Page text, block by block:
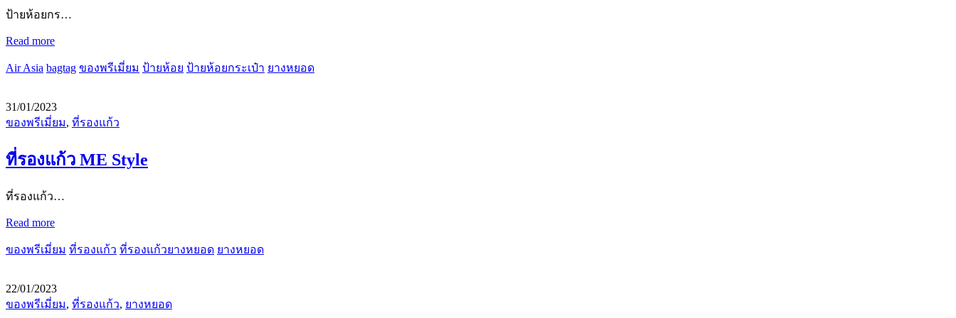
ป้ายห้อยกร…
Read more
Air Asia bagtag ของพรีเมี่ยม ป้ายห้อย ป้ายห้อยกระเป๋า ยางหยอด
31/01/2023
ของพรีเมี่ยม, ที่รองแก้ว
ที่รองแก้ว ME Style
ที่รองแก้ว…
Read more
ของพรีเมี่ยม ที่รองแก้ว ที่รองแก้วยางหยอด ยางหยอด
22/01/2023
ของพรีเมี่ยม, ที่รองแก้ว, ยางหยอด